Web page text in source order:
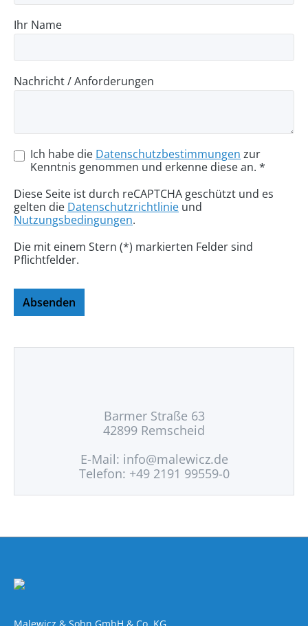
Ihr Name
Nachricht / Anforderungen
Ich habe die Datenschutzbestimmungen zur
Kenntnis genommen und erkenne diese an. *
Diese Seite ist durch reCAPTCHA geschützt und es
gelten die Datenschutzrichtlinie und
Nutzungsbedingungen.
Die mit einem Stern (*) markierten Felder sind
Pflichtfelder.
Absenden
Barmer Straße 63
42899 Remscheid
E-Mail: info@malewicz.de
Telefon: +49 2191 99559-0